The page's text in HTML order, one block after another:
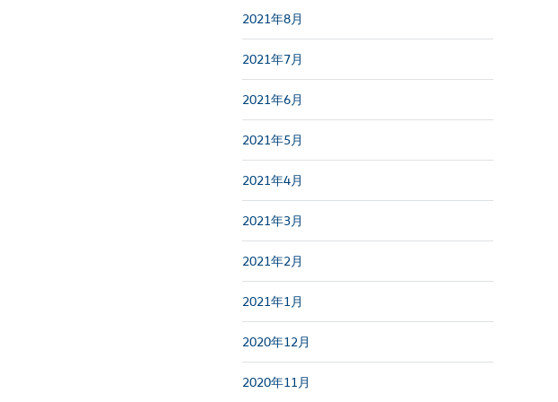
2021年8月
2021年7月
2021年6月
2021年5月
2021年4月
2021年3月
2021年2月
2021年1月
2020年12月
2020年11月